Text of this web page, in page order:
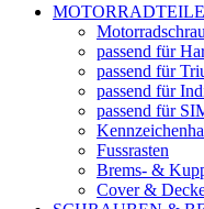
MOTORRADTEILE
passend für
passend für
passend für
passend für
Fussrasten
Brems- &
Cover &